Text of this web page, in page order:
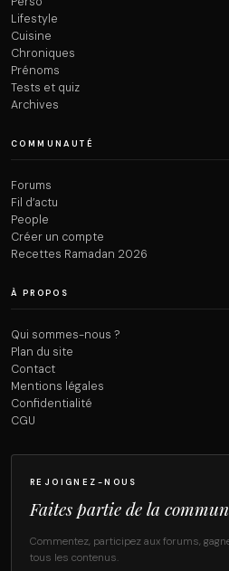
Lifestyle
Cuisine
Chroniques
Prénoms
Tests et quiz
Archives
COMMUNAUTÉ
Forums
Fil d’actu
People
Créer un compte
Recettes Ramadan 2026
À PROPOS
Qui sommes-nous ?
Plan du site
Contact
Mentions légales
Confidentialité
CGU
REJOIGNEZ-NOUS
Faites partie de la
Commentez, participez aux forums,
tous les contenus.